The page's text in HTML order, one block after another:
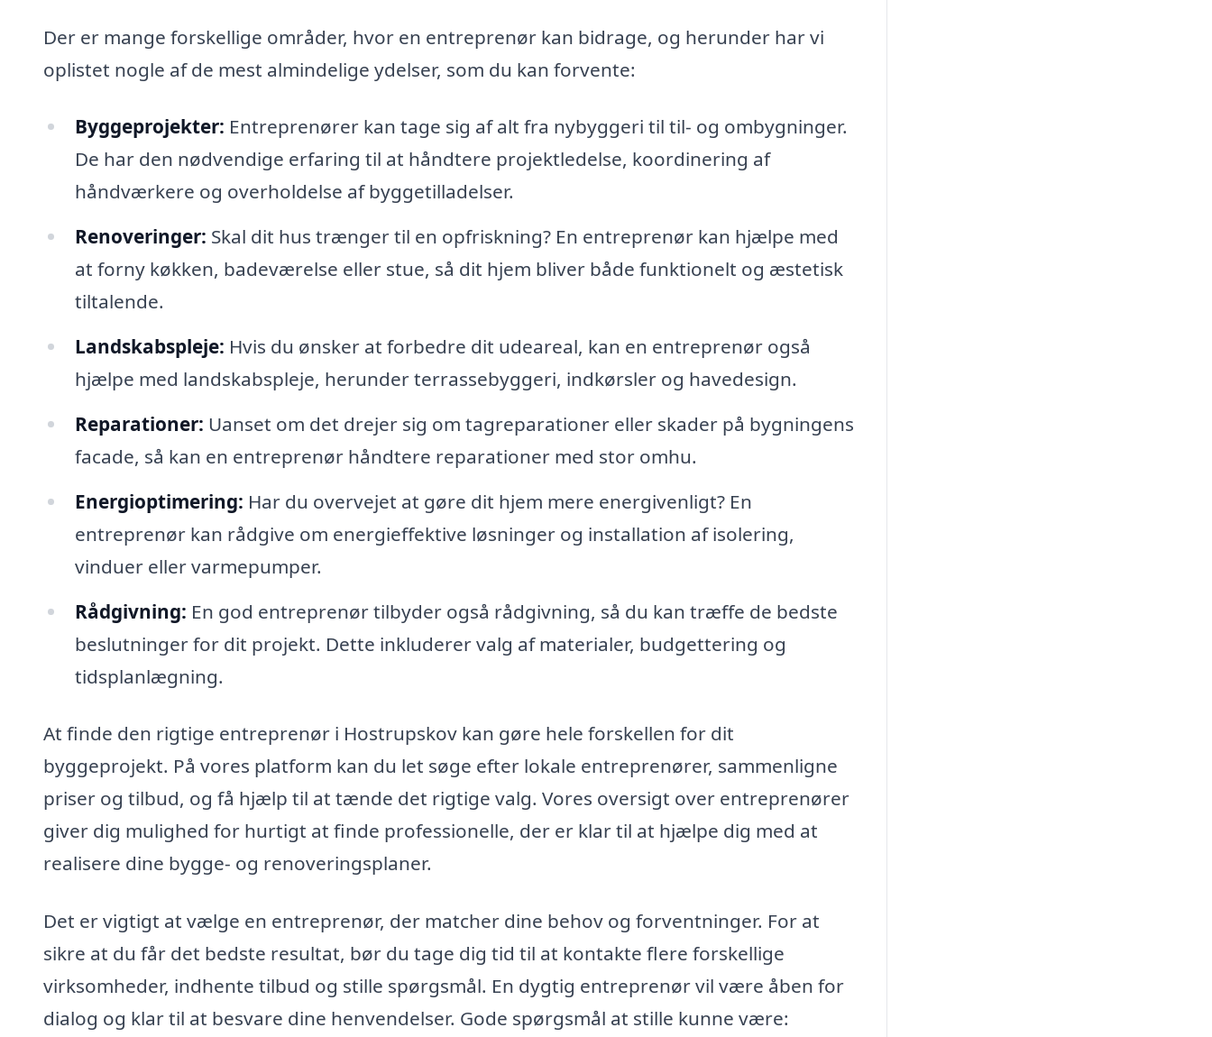
Der er mange forskellige områder, hvor en entreprenør kan bidrage, og herunder har vi
oplistet nogle af de mest almindelige ydelser, som du kan forvente:
Byggeprojekter: Entreprenører kan tage sig af alt fra nybyggeri til til- og ombygninger.
De har den nødvendige erfaring til at håndtere projektledelse, koordinering af
håndværkere og overholdelse af byggetilladelser.
Renoveringer: Skal dit hus trænger til en opfriskning? En entreprenør kan hjælpe med
at forny køkken, badeværelse eller stue, så dit hjem bliver både funktionelt og æstetisk
tiltalende.
Landskabspleje: Hvis du ønsker at forbedre dit udeareal, kan en entreprenør også
hjælpe med landskabspleje, herunder terrassebyggeri, indkørsler og havedesign.
Reparationer: Uanset om det drejer sig om tagreparationer eller skader på bygningens
facade, så kan en entreprenør håndtere reparationer med stor omhu.
Energioptimering: Har du overvejet at gøre dit hjem mere energivenligt? En
entreprenør kan rådgive om energieffektive løsninger og installation af isolering,
vinduer eller varmepumper.
Rådgivning: En god entreprenør tilbyder også rådgivning, så du kan træffe de bedste
beslutninger for dit projekt. Dette inkluderer valg af materialer, budgettering og
tidsplanlægning.
At finde den rigtige entreprenør i Hostrupskov kan gøre hele forskellen for dit
byggeprojekt. På vores platform kan du let søge efter lokale entreprenører, sammenligne
priser og tilbud, og få hjælp til at tænde det rigtige valg. Vores oversigt over entreprenører
giver dig mulighed for hurtigt at finde professionelle, der er klar til at hjælpe dig med at
realisere dine bygge- og renoveringsplaner.
Det er vigtigt at vælge en entreprenør, der matcher dine behov og forventninger. For at
sikre at du får det bedste resultat, bør du tage dig tid til at kontakte flere forskellige
virksomheder, indhente tilbud og stille spørgsmål. En dygtig entreprenør vil være åben for
dialog og klar til at besvare dine henvendelser. Gode spørgsmål at stille kunne være: